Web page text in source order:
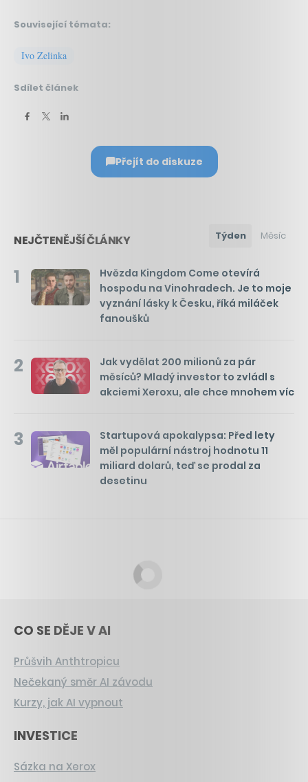
Související témata:
Ivo Zelinka
Sdílet článek
Přejít do diskuze
NEJČTENĚJŠÍ ČLÁNKY Týden Měsíc
1
Hvězda Kingdom Come otevírá
hospodu na Vinohradech. Je to moje
vyznání lásky k Česku, říká miláček
fanoušků
2
Jak vydělat 200 milionů za pár
měsíců? Mladý investor to zvládl s
akciemi Xeroxu, ale chce mnohem víc
3
Startupová apokalypsa: Před lety
měl populární nástroj hodnotu 11
miliard dolarů, teď se prodal za
desetinu
CO SE DĚJE V AI
Průšvih Anthtropicu
Nečekaný směr AI závodu
Kurzy, jak AI vypnout
INVESTICE
Sázka na Xerox